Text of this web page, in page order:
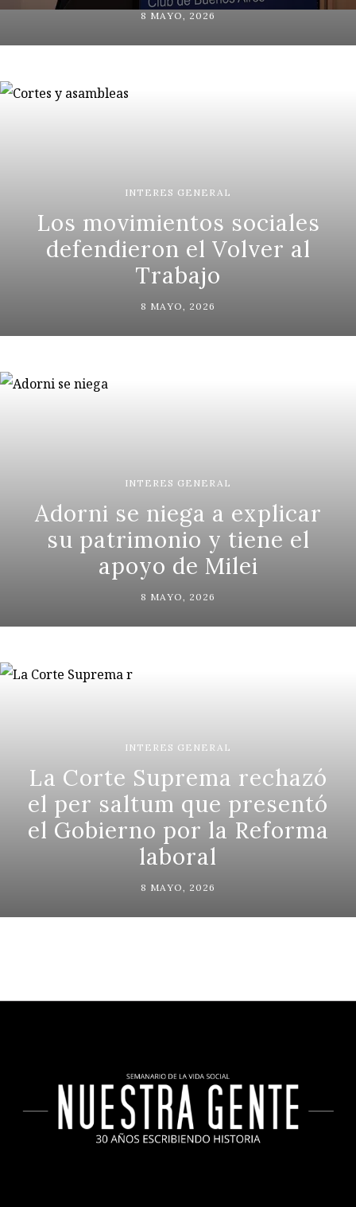
8 MAYO, 2026
INTERES GENERAL
Los movimientos sociales
defendieron el Volver al
Trabajo
8 MAYO, 2026
INTERES GENERAL
Adorni se niega a explicar
su patrimonio y tiene el
apoyo de Milei
8 MAYO, 2026
INTERES GENERAL
La Corte Suprema rechazó
el per saltum que presentó
el Gobierno por la Reforma
laboral
8 MAYO, 2026